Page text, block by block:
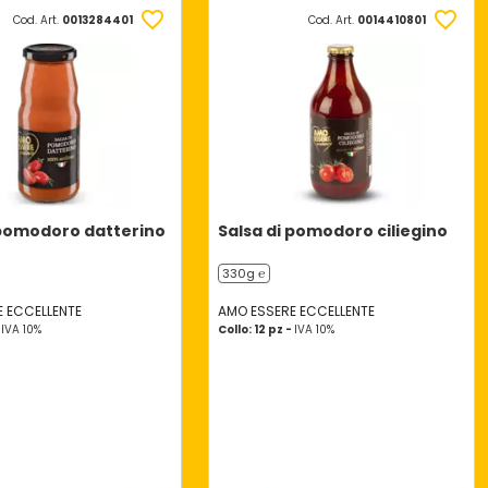
Cod. Art. 0013284401
datterino
ECCELLENTE
IVA 10%
Cod. Art. 0014410801
Salsa di pomodoro ciliegino
330g ℮
AMO ESSERE ECCELLENTE
Collo: 12 pz - IVA 10%